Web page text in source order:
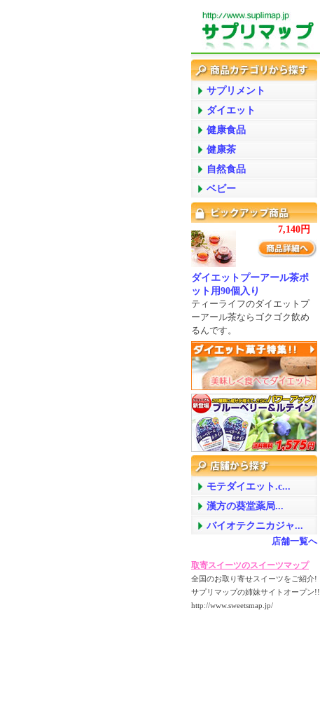
サプリメント
ダイエット
健康食品
健康茶
自然食品
ベビー
7,140円
ダイエットプーアール茶ポ
ット用90個入り
ティーライフのダイエットプ
ーアール茶ならゴクゴク飲め
るんです。
モテダイエット.c...
漢方の葵堂薬局...
バイオテクニカジャ...
店舗一覧へ
取寄スイーツのスイーツマップ
全国のお取り寄せスイーツをご紹介!
サプリマップの姉妹サイトオープン!!
http://www.sweetsmap.jp/